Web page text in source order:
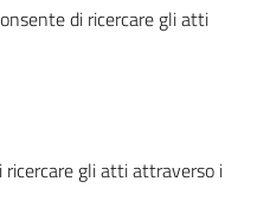
di ricercare gli atti
ricercare gli atti attraverso i